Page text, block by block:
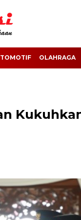
OLAHRAGA